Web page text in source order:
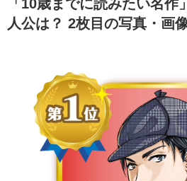
「10歳までに読みたい名作
人公は？ 2枚目の写真・画